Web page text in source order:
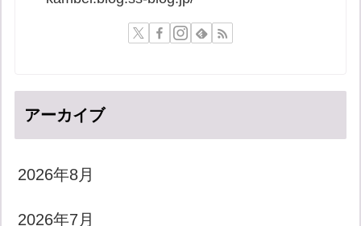
アーカイブ
2026年8月
2026年7月